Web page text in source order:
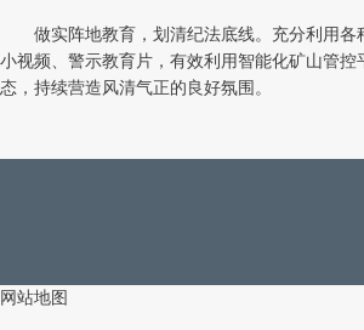
做实阵地教育，划清纪法底线。充分利用各
小视频、警示教育片，有效利用智能化矿山管控
态，持续营造风清气正的良好氛围。
网站地图